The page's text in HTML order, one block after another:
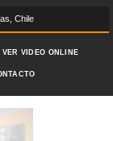
Chile
VER VIDEO ONLINE